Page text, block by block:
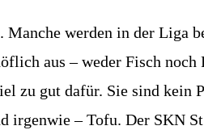
werden in der Liga
aus – weder Fisch
zu gut dafür. Sie sind
irgenwie – Tofu. Der SKN